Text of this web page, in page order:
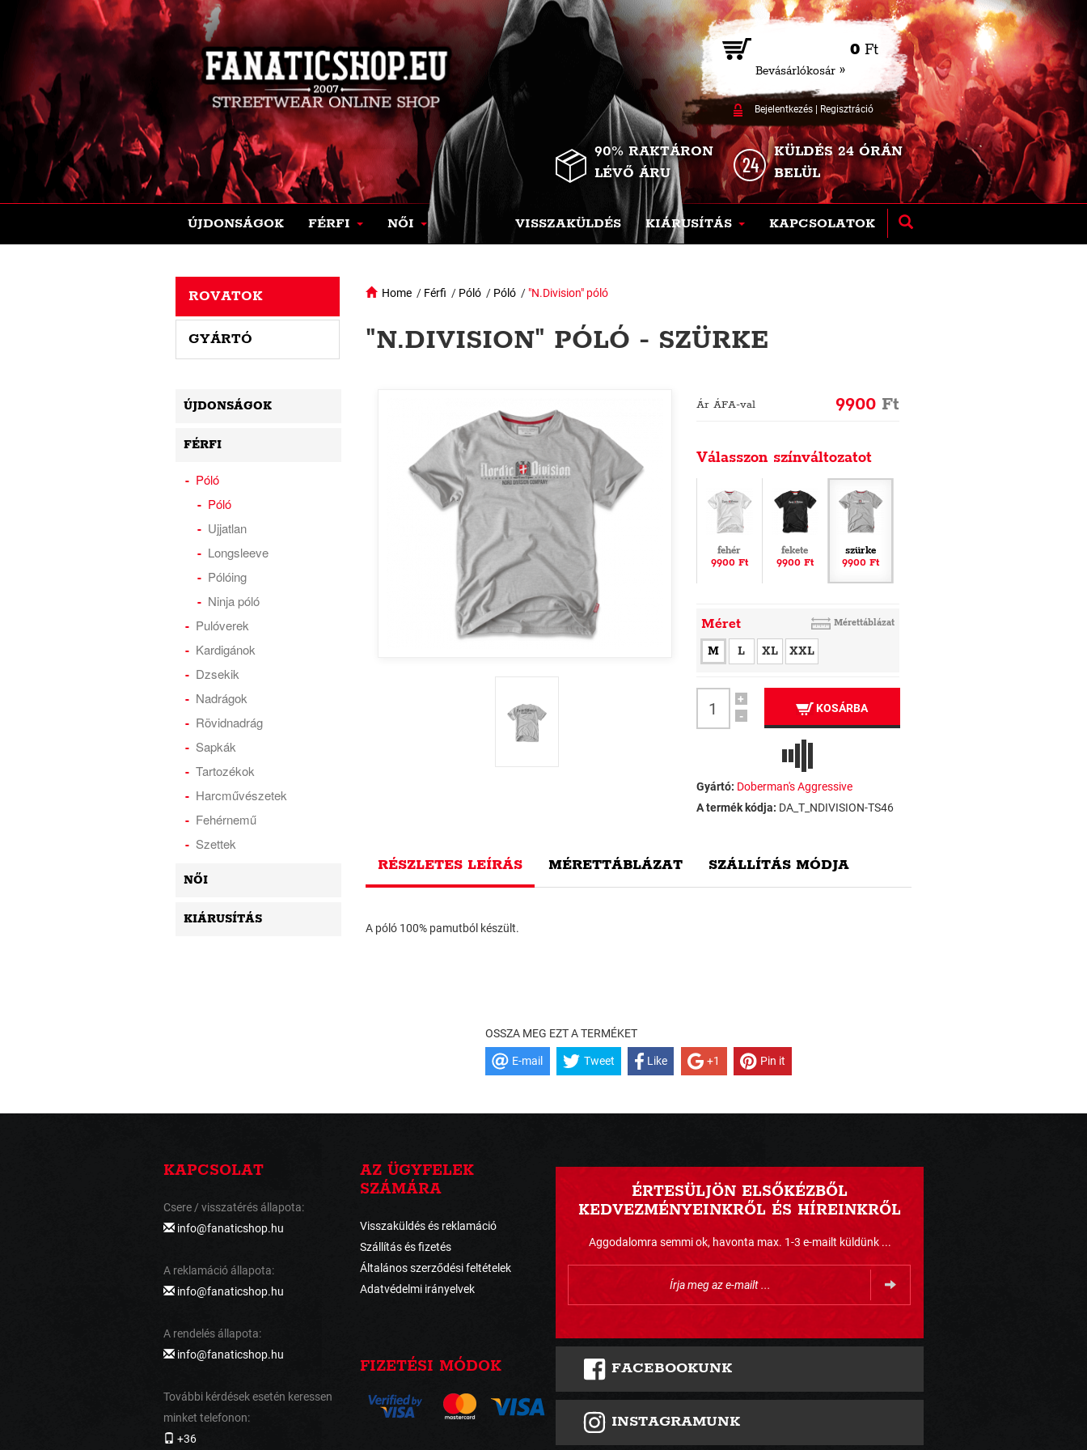
0 Ft
Bevásárlókosár »
Bejelentkezés| Regisztráció
90% RAKTÁRON
LÉVŐ ÁRU
KÜLDÉS 24 ÓRÁN
BELÜL
ÚJDONSÁGOK FÉRFI NŐI VISSZAKÜLDÉS KIÁRUSÍTÁS KAPCSOLATOK
Home / Férfi / Póló / Póló / "N.Division" póló
"N.DIVISION" PÓLÓ - SZÜRKE
Ár ÁFA-val 9900 Ft
Válasszon színváltozatot
fehér
9900 Ft
fekete
9900 Ft
szürke
9900 Ft
Méret Mérettáblázat
M L XL XXL
+
-
KOSÁRBA
Gyártó: Doberman's Aggressive
A termék kódja: DA_T_NDIVISION-TS46
RÉSZLETES LEÍRÁS MÉRETTÁBLÁZAT SZÁLLÍTÁS MÓDJA
A póló 100% pamutból készült.
OSSZA MEG EZT A TERMÉKET
E-mail Tweet Like +1 Pin it
ROVATOK
GYÁRTÓ
ÚJDONSÁGOK
FÉRFI
Póló
Póló
Ujjatlan
Longsleeve
Pólóing
Ninja póló
Pulóverek
Kardigánok
Dzsekik
Nadrágok
Rövidnadrág
Sapkák
Tartozékok
Harcművészetek
Fehérnemű
Szettek
NŐI
KIÁRUSÍTÁS
KAPCSOLAT
Csere / visszatérés állapota:
info@fanaticshop.hu
A reklamáció állapota:
info@fanaticshop.hu
A rendelés állapota:
info@fanaticshop.hu
További kérdések esetén keressen
minket telefonon:
+36
AZ ÜGYFELEK
SZÁMÁRA
Visszaküldés és reklamáció
Szállítás és fizetés
Általános szerződési feltételek
Adatvédelmi irányelvek
FIZETÉSI MÓDOK
ÉRTESÜLJÖN ELSŐKÉZBŐL
KEDVEZMÉNYEINKRŐL ÉS HÍREINKRŐL
Aggodalomra semmi ok, havonta max. 1-3 e-mailt küldünk ...
FACEBOOKUNK
INSTAGRAMUNK